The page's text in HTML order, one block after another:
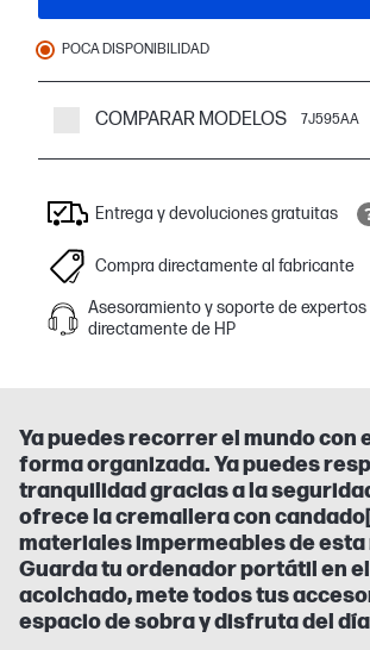
POCA DISPONIBILIDAD
COMPARAR MODELOS 7J595AA
Entrega y devoluciones gratuitas
Compra directamente al fabricante
Asesoramiento y soporte de expertos
directamente de HP
Ya puedes recorrer el mundo con
forma organizada. Ya puedes
tranquilidad gracias a la
ofrece la cremallera con
materiales impermeables de esta
Guarda tu ordenador portátil en
acolchado, mete todos tus
espacio de sobra y disfruta del